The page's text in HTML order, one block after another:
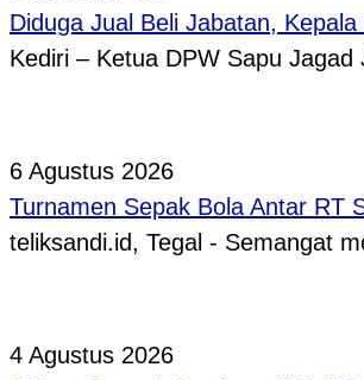
Diduga Jual Beli Jabatan,
Kediri – Ketua DPW Sapu
6 Agustus 2026
Turnamen Sepak Bola Antar RT
teliksandi.id, Tegal - Semangat
4 Agustus 2026